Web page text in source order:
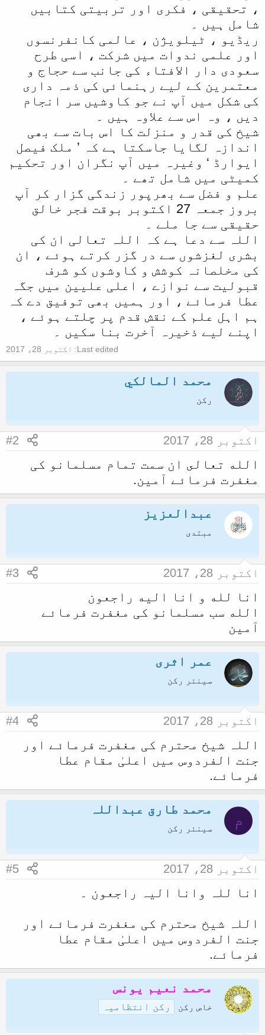
، تحقیقی ، فکری اور تربیتی کتابیں
شامل ہیں ۔
ریڈیو ، ٹیلویژن ، عالمی کانفرنسوں
اور علمی ندوات میں شرکت ، اسی طرح
سعودی دار الافتاء کی جانب سے حجاج و
معتمرین کے لیے رہنمائی کی ذمہ داری
کی شکل میں آپ نے جو کاوشیں سر انجام
دیں ، وہ اس سے علاوہ ہیں ۔
شیخ کی قدر و منزلت کا اس بات سے بھی
اندازہ لگایا جاسکتا ہے کہ ’ ملک فیصل
ایوارڈ ‘ وغیرہ میں آپ نگران اور تحکیم
کمیٹی میں شامل تھے ۔
علم و فضل سے بھرپور زندگی گزار کر آپ
بروز جمعہ 27 اکتوبر بوقت فجر خالق
حقیقی سے جا ملے ۔
اللہ سے دعا ہے کہ اللہ تعالی ان کی
بشری لغزشوں سے در گزر کرتے ہوئے ، ان
کی مخلصانہ کوشش و کاوشوں کو شرف
قبولیت سے نوازے ، اعلی علیین میں جگہ
عطا فرمائے ، اور ہمیں بھی توفیق دے کہ
ہم اہل علم کے نقش قدم پر چلتے ہوئے ،
اپنے لیے ذخیرہ آخرت بنا سکیں ۔
Last edited: اکتوبر 28، 2017
محمد المالكي
رکن
اکتوبر 28، 2017 #2
الله تعالى ان سمت تمام مسلمانو کی
مغفرت فرمائے آمین.
عبدالعزيز
مبتدی
اکتوبر 28، 2017 #3
انا لله و انا اليه راجعون
الله سب مسلمانو کی مغفرت فرمائے
آمین
عمر اثری
سینئر رکن
اکتوبر 28، 2017 #4
اللہ شیخ محترم کی مغفرت فرمائے اور
جنت الفردوس میں اعلیٰ مقام عطا
فرمائے.
م
محمد طارق عبداللہ
سینئر رکن
اکتوبر 28، 2017 #5
انا للہ وانا الیہ راجعون ۔
اللہ شیخ محترم کی مغفرت فرمائے اور
جنت الفردوس میں اعلیٰ مقام عطا
فرمائے.
محمد نعیم یونس
خاص رکن رکن انتظامیہ